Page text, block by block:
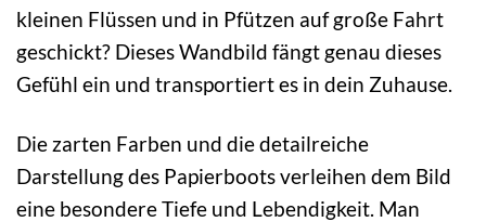
kleinen Flüssen und in Pfützen auf große Fahrt
geschickt? Dieses Wandbild fängt genau dieses
Gefühl ein und transportiert es in dein Zuhause.
Die zarten Farben und die detailreiche
Darstellung des Papierboots verleihen dem Bild
eine besondere Tiefe und Lebendigkeit. Man